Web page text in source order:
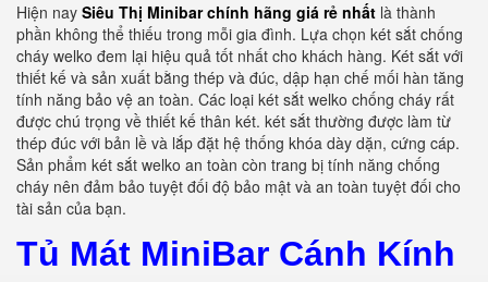
Hiện nay Siêu Thị Minibar chính hãng giá rẻ nhất là thành
phần không thể thiếu trong mỗi gia đình. Lựa chọn két sắt chống
cháy welko đem lại hiệu quả tốt nhất cho khách hàng. Két sắt với
thiết kế và sản xuất bằng thép và đúc, dập hạn chế mối hàn tăng
tính năng bảo vệ an toàn. Các loại két sắt welko chống cháy rất
được chú trọng về thiết kế thân két. két sắt thường được làm từ
thép đúc với bản lề và lắp đặt hệ thống khóa dày dặn, cứng cáp.
Sản phẩm két sắt welko an toàn còn trang bị tính năng chống
cháy nên đảm bảo tuyệt đối độ bảo mật và an toàn tuyệt đối cho
tài sản của bạn.
Tủ Mát MiniBar Cánh Kính